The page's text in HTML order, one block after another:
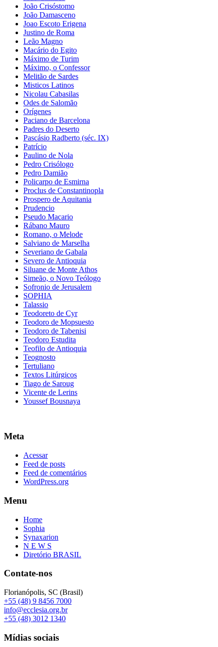
João Crisóstomo
João Damasceno
Joao Escoto Erigena
Justino de Roma
Leão Magno
Macário do Egito
Máximo de Turim
Máximo, o Confessor
Melitão de Sardes
Misticos Latinos
Nicolau Cabasilas
Odes de Salomão
Orígenes
Paciano de Barcelona
Padres do Deserto
Pascásio Radberto (séc. IX)
Patrício
Paulino de Nola
Pedro Crisólogo
Pedro Damião
Policarpo de Esmirna
Proclus de Constantinopla
Prospero de Aquitania
Prudencio
Pseudo Macario
Rábano Mauro
Romano, o Melode
Salviano de Marselha
Severiano de Gabala
Severo de Antioquia
Siluane de Monte Athos
Simeão, o Novo Teólogo
Sofronio de Jerusalem
SOPHIA
Talassio
Teodoreto de Cyr
Teodoro de Mopsuesto
Teodoro de Tabenisi
Teodoro Estudita
Teofilo de Antioquia
Teognosto
Tertuliano
Textos Litúrgicos
Tiago de Saroug
Vicente de Lerins
Youssef Bousnaya
Meta
Acessar
Feed de posts
Feed de comentários
WordPress.org
Menu
Home
Sophia
Synaxarion
N E W S
Diretório BRASIL
Contate-nos
Florianópolis, SC (Brasil)
+55 (48) 9 8456 7000
info@ecclesia.org.br
+55 (48) 3012 1340
Mídias sociais